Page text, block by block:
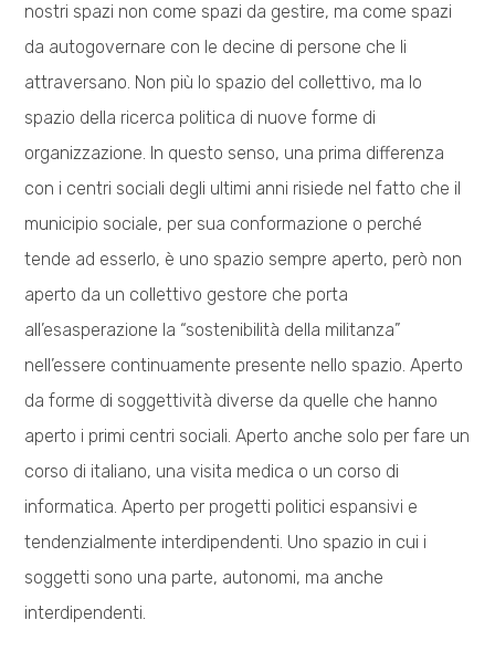
nostri spazi non come spazi da gestire, ma come spazi
da autogovernare con le decine di persone che li
attraversano. Non più lo spazio del collettivo, ma lo
spazio della ricerca politica di nuove forme di
organizzazione. In questo senso, una prima differenza
con i centri sociali degli ultimi anni risiede nel fatto che il
municipio sociale, per sua conformazione o perché
tende ad esserlo, è uno spazio sempre aperto, però non
aperto da un collettivo gestore che porta
all’esasperazione la “sostenibilità della militanza”
nell’essere continuamente presente nello spazio. Aperto
da forme di soggettività diverse da quelle che hanno
aperto i primi centri sociali. Aperto anche solo per fare un
corso di italiano, una visita medica o un corso di
informatica. Aperto per progetti politici espansivi e
tendenzialmente interdipendenti. Uno spazio in cui i
soggetti sono una parte, autonomi, ma anche
interdipendenti.